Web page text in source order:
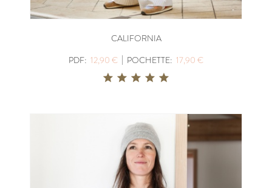
CALIFORNIA
PDF: 12,90 € | POCHETTE: 17,90 €